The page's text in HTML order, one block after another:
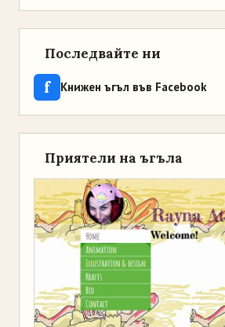
Последвайте ни
f Книжен ъгъл във Facebook
Приятели на ъгъла